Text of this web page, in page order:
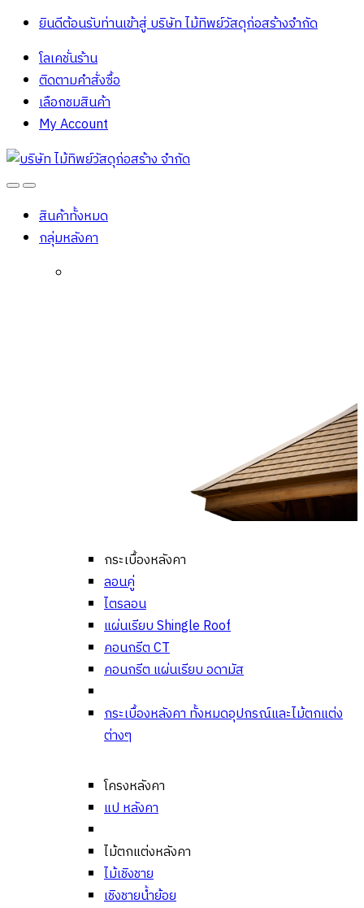
ยินดีต้อนรับท่านเข้าสู่ บริษัท ไม้ทิพย์วัสดุก่อสร้างจํากัด
โลเคชั่นร้าน
ติดตามคำสั่งซื้อ
เลือกชมสินค้า
My Account
OpenClose
สินค้าทั้งหมด
กลุ่มหลังคา
กระเบื้องหลังคา
ลอนคู่
ไตรลอน
แผ่นเรียบ Shingle Roof
คอนกรีต CT
คอนกรีต แผ่นเรียบ อดามัส
กระเบื้องหลังคา ทั้งหมดอุปกรณ์และไม้ตกแต่ง
ต่างๆ
โครงหลังคา
แป หลังคา
ไม้ตกแต่งหลังคา
ไม้เชิงชาย
เชิงชายน้ำย้อย